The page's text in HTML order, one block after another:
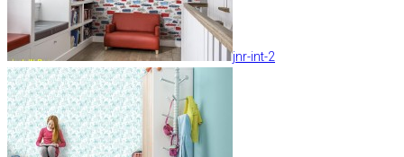
jnr-int-2